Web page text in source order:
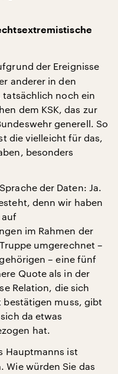
der Ereignisse
anderer in den
tatsächlich noch ein
dem KSK, das zur
generell. So
die vielleicht für das,
besonders
der Daten: Ja.
denn wir haben
auf
im Rahmen der
umgerechnet –
– eine fünf
Quote als in der
Relation, die sich
bestätigen muss, gibt
da etwas
hat.
Hauptmanns ist
würden Sie das